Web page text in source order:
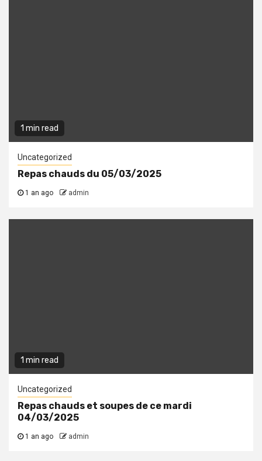
1 min read
Uncategorized
Repas chauds du 05/03/2025
1 an ago admin
1 min read
Uncategorized
Repas chauds et soupes de ce mardi
04/03/2025
1 an ago admin